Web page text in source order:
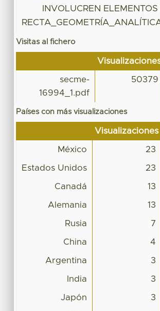
INVOLUCREN
Visitas al fichero
secme-
16994_1.pdf
50379
Países con más visualizaciones
Visualizaciones
México 23
Estados Unidos 23
Canadá 13
Alemania 13
Rusia 7
China 4
Argentina 3
India 3
Japón 3